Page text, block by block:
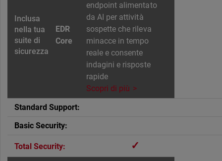
EDR
Core
endpoint alimentato
da AI per attività
sospette che rileva
minacce in tempo
reale e consente
indagini e risposte
rapide
Scopri di più
✓